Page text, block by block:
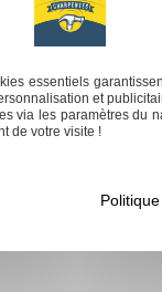
essentiels
et
via les paramètres du
de votre visite !